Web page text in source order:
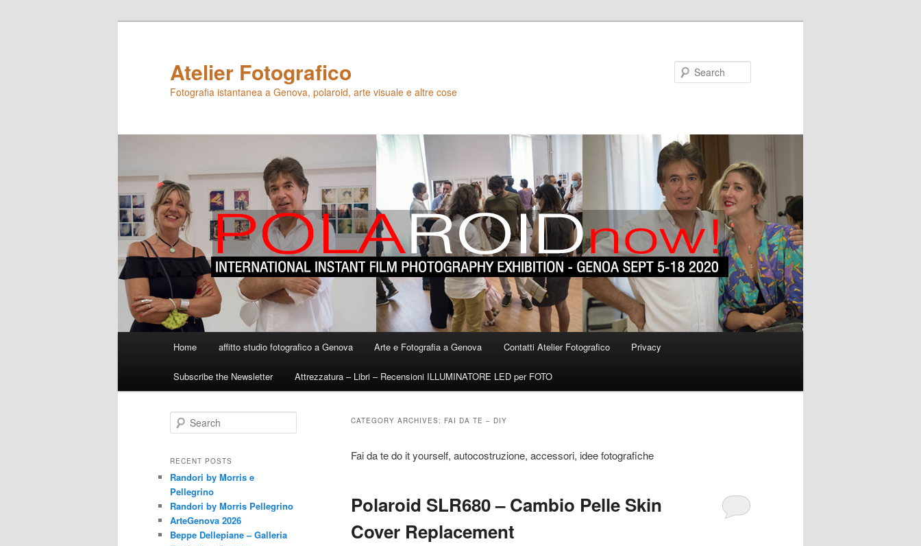
Atelier Fotografico
Fotografia istantanea a Genova, polaroid, arte visuale e altre cose
Home affitto studio fotografico a Genova Arte e Fotografia a Genova Contatti Atelier Fotografico Privacy
Subscribe the Newsletter Attrezzatura – Libri – Recensioni ILLUMINATORE LED per FOTO
CATEGORY ARCHIVES: FAI DA TE – DIY
Fai da te do it yourself, autocostruzione, accessori, idee fotografiche
Polaroid SLR680 – Cambio Pelle Skin
Cover Replacement
e
r
h
RECENT POSTS
Randori by Morris e
Pellegrino
Randori by Morris Pellegrino
ArteGenova 2026
Beppe Dellepiane – Galleria